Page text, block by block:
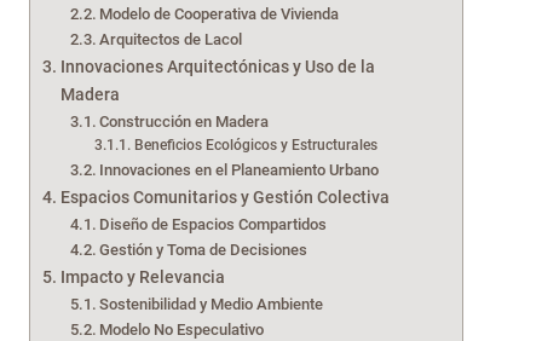
Modelo de Cooperativa de Vivienda
Arquitectos de Lacol
Innovaciones Arquitectónicas y Uso de la
Madera
Construcción en Madera
Beneficios Ecológicos y Estructurales
Innovaciones en el Planeamiento Urbano
Espacios Comunitarios y Gestión Colectiva
Diseño de Espacios Compartidos
Gestión y Toma de Decisiones
Impacto y Relevancia
Sostenibilidad y Medio Ambiente
Modelo No Especulativo